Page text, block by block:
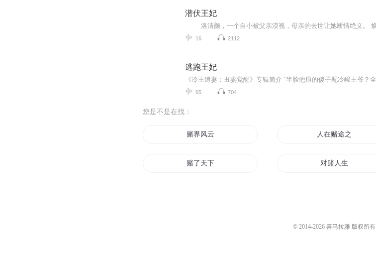
潜伏王妃
16 2112
逃跑王妃
65 704
您是不是在找：
赌界风云 人在赌途之戒赌
赌了天下 对赌人生
© 2014-2026 喜马拉雅 版权所有